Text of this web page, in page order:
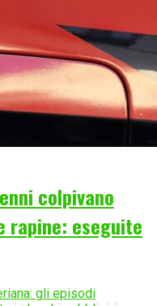
colpivano
rapine: eseguite
gli episodi